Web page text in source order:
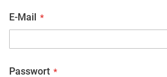
E-Mail
Passwort